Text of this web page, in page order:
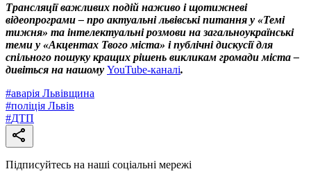
Трансляції важливих подій наживо і щотижневі
відеопрограми – про актуальні львівські питання у «Темі
тижня» та інтелектуальні розмови на загальноукраїнські
теми у «Акцентах Твого міста» і публічні дискусії для
спільного пошуку кращих рішень викликам громади міста –
дивіться на нашому YouTube-каналі.
#аварія Львівщина
#поліція Львів
#ДТП
Підписуйтесь на наші соціальні мережі